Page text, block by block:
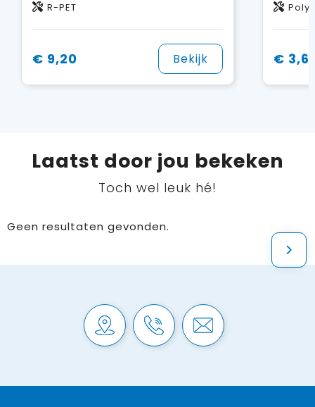
R-PET
€ 9,20 Bekijk €
Laatst door jou bekeken
Toch wel leuk hé!
Geen resultaten gevonden.